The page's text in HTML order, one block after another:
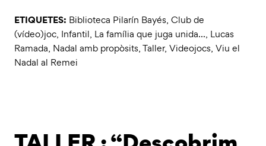
ETIQUETES: Biblioteca Pilarín Bayés, Club de
(vídeo)joc, Infantil, La família que juga unida..., Lucas
Ramada, Nadal amb propòsits,Taller, Videojocs, Viu el
Nadal al Remei